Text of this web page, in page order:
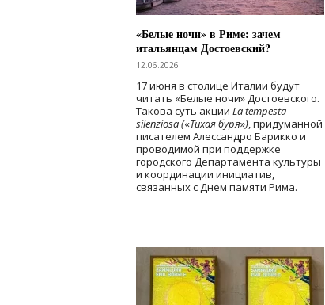
«Белые ночи» в Риме: зачем
итальянцам Достоевский?
12.06.2026
17 июня в столице Италии будут
читать «Белые ночи» Достоевского.
Такова суть акции La tempesta
silenziosa («Тихая буря»), придуманной
писателем Алессандро Барикко и
проводимой при поддержке
городского Департамента культуры
и координации инициатив,
связанных с Днем памяти Рима.